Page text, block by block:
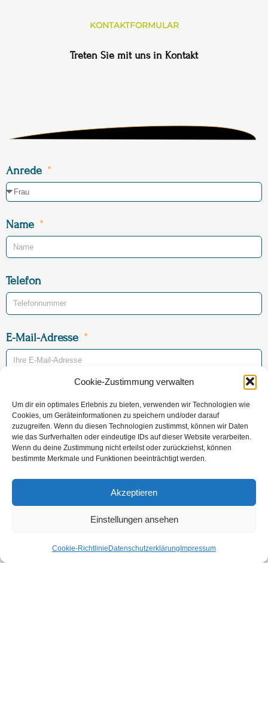
Cookie-Zustimmung verwalten
Um dir ein optimales Erlebnis zu bieten, verwenden wir Technologien wie
Cookies, um Geräteinformationen zu speichern und/oder darauf
zuzugreifen. Wenn du diesen Technologien zustimmst, können wir Daten
wie das Surfverhalten oder eindeutige IDs auf dieser Website verarbeiten.
Wenn du deine Zustimmung nicht erteilst oder zurückziehst, können
bestimmte Merkmale und Funktionen beeinträchtigt werden.
Akzeptieren
Einstellungen ansehen
Cookie-Richtlinie Datenschutzerklärung Impressum
KONTAKTFORMULAR
Treten Sie mit uns in Kontakt
Anrede
Name
Telefon
E-Mail-Adresse
Vorsorge Sterbefall
Sterbeort (voraussichtlich)
Nachricht